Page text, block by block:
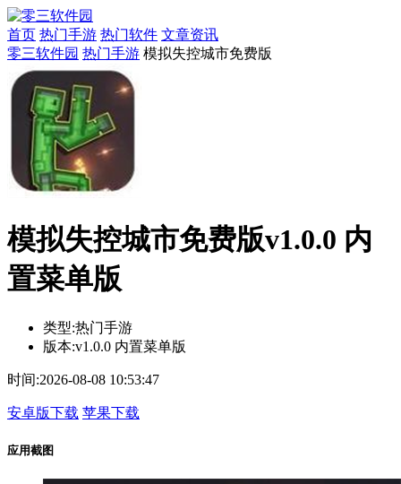
首页 热门手游 热门软件 文章资讯
零三软件园 热门手游 模拟失控城市免费版
模拟失控城市免费版v1.0.0 内
置菜单版
类型:热门手游
版本:v1.0.0 内置菜单版
时间:2026-08-08 10:53:47
安卓版下载 苹果下载
应用截图